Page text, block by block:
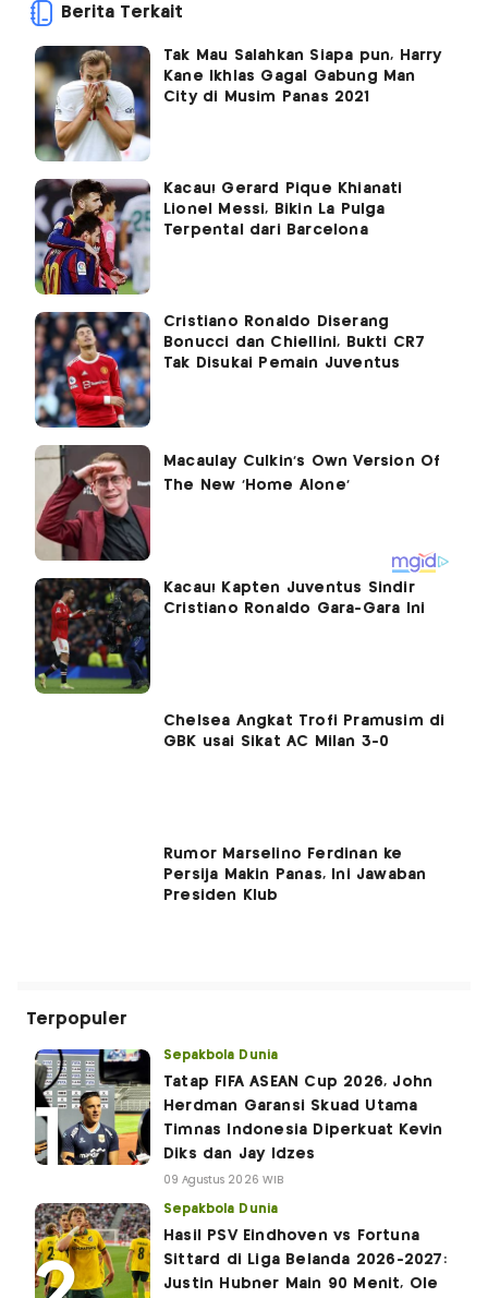
Berita Terkait
Tak Mau Salahkan Siapa pun, Harry
Kane Ikhlas Gagal Gabung Man
City di Musim Panas 2021
Kacau! Gerard Pique Khianati
Lionel Messi, Bikin La Pulga
Terpental dari Barcelona
Cristiano Ronaldo Diserang
Bonucci dan Chiellini, Bukti CR7
Tak Disukai Pemain Juventus
Kacau! Kapten Juventus Sindir
Cristiano Ronaldo Gara-Gara Ini
Chelsea Angkat Trofi Pramusim di
GBK usai Sikat AC Milan 3-0
Rumor Marselino Ferdinan ke
Persija Makin Panas, Ini Jawaban
Presiden Klub
Terpopuler
Sepakbola Dunia
Tatap FIFA ASEAN Cup 2026, John
Herdman Garansi Skuad Utama
Timnas Indonesia Diperkuat Kevin
Diks dan Jay Idzes
09 Agustus 2026 WIB
Sepakbola Dunia
Hasil PSV Eindhoven vs Fortuna
Sittard di Liga Belanda 2026-2027:
Justin Hubner Main 90 Menit, Ole